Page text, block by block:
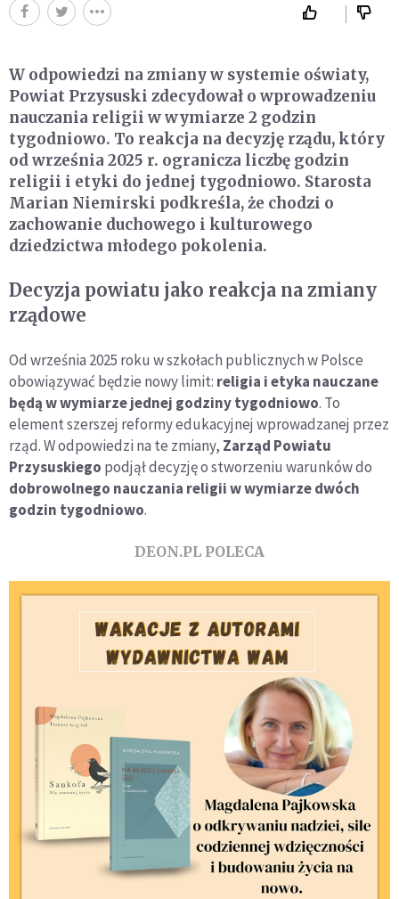
W odpowiedzi na zmiany w systemie oświaty,
Powiat Przysuski zdecydował o wprowadzeniu
nauczania religii w wymiarze 2 godzin
tygodniowo. To reakcja na decyzję rządu, który
od września 2025 r. ogranicza liczbę godzin
religii i etyki do jednej tygodniowo. Starosta
Marian Niemirski podkreśla, że chodzi o
zachowanie duchowego i kulturowego
dziedzictwa młodego pokolenia.
Decyzja powiatu jako reakcja na zmiany
rządowe
Od września 2025 roku w szkołach publicznych w Polsce
obowiązywać będzie nowy limit: religia i etyka nauczane
będą w wymiarze jednej godziny tygodniowo. To
element szerszej reformy edukacyjnej wprowadzanej przez
rząd. W odpowiedzi na te zmiany, Zarząd Powiatu
Przysuskiego podjął decyzję o stworzeniu warunków do
dobrowolnego nauczania religii w wymiarze dwóch
godzin tygodniowo.
DEON.PL POLECA